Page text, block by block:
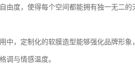
由度，使得每个空间都能拥有独一无二的
中，定制化的软膜造型能够强化品牌形
调与情感温度。